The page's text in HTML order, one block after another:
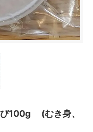
び100g (むき身、